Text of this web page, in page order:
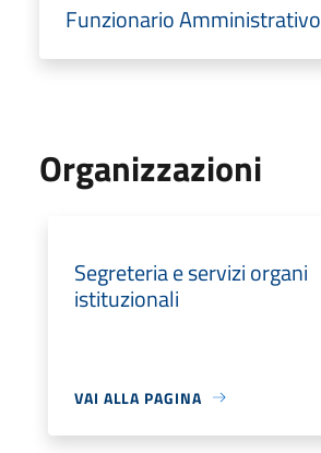
Funzionario Amministrativo
Organizzazioni
Segreteria e servizi organi
istituzionali
VAI ALLA PAGINA